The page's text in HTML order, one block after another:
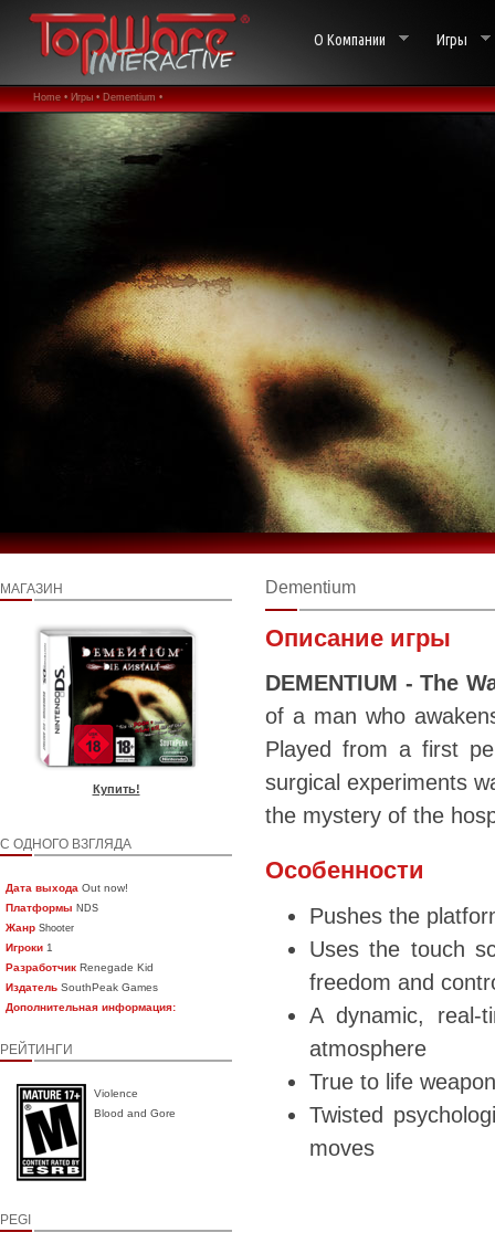
О Компании Игры
Home • Игры • Dementium •
МАГАЗИН
Купить!
С ОДНОГО ВЗГЛЯДА
Дата выхода Out now!
Платформы NDS
Жанр Shooter
Игроки 1
Разработчик Renegade Kid
Издатель SouthPeak Games
Дополнительная информация:
РЕЙТИНГИ
Violence
Blood and Gore
PEGI
Dementium
Описание игры
DEMENTIUM - The
of a man who
Played from a first
surgical experiments
the mystery of the
Особенности
Pushes the
Uses the touch
freedom and
A dynamic, real-
atmosphere
True to life
Twisted
moves